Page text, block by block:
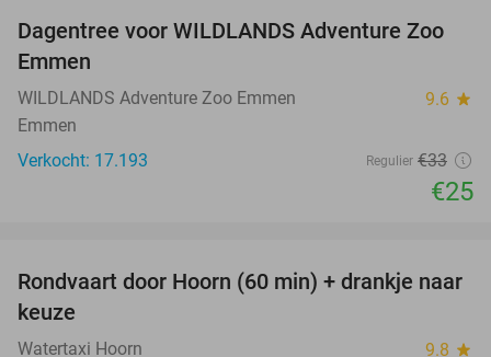
24%
Dagentree voor WILDLANDS Adventure Zoo
Emmen
WILDLANDS Adventure Zoo Emmen 9.6 star
Emmen
Verkocht: 17.193
Regulier €33
€25
38%
Rondvaart door Hoorn (60 min) + drankje naar
keuze
Watertaxi Hoorn 9.8 star